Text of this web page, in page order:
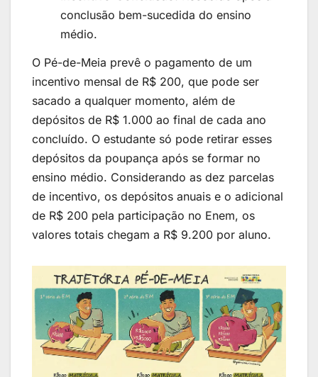
conclusão bem-sucedida do ensino
médio.
O Pé-de-Meia prevê o pagamento de um
incentivo mensal de R$ 200, que pode ser
sacado a qualquer momento, além de
depósitos de R$ 1.000 ao final de cada ano
concluído. O estudante só pode retirar esses
depósitos da poupança após se formar no
ensino médio. Considerando as dez parcelas
de incentivo, os depósitos anuais e o adicional
de R$ 200 pela participação no Enem, os
valores totais chegam a R$ 9.200 por aluno.